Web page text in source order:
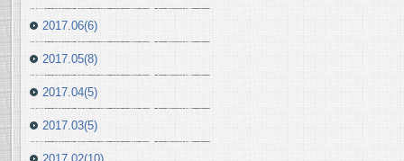
2017.06(6)
2017.05(8)
2017.04(5)
2017.03(5)